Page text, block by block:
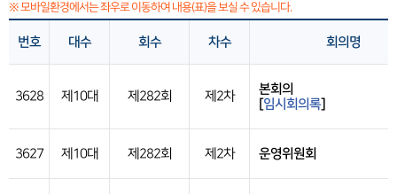
※ 모바일환경에서는 좌우로 이동하여 내용(표)을 보실 수 있습니다.
번호 대수 회수 차수 회의명
3628 제10대 제282회 제2차
본회의
[임시회의록]
3627 제10대 제282회 제2차 운영위원회